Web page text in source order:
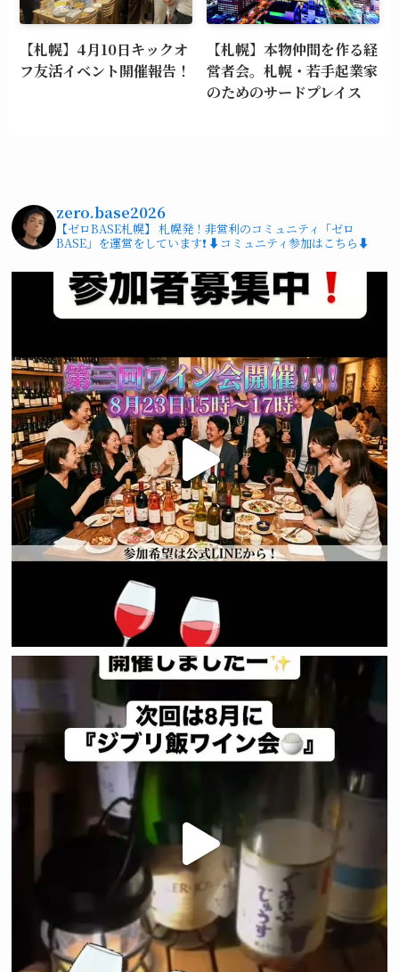
【札幌】4月10日キックオ
フ友活イベント開催報告！
【札幌】本物仲間を作る経
営者会。札幌・若手起業家
のためのサードプレイス
zero.base2026
【ゼロBASE札幌】 札幌発！非営利のコミュニティ「ゼロ
BASE」を運営をしています❗️ ⬇️コミュニティ参加はこちら⬇️